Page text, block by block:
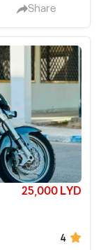
Share
25,000 LYD
4